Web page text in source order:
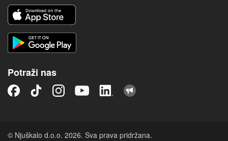
Potraži nas
© Njuškalo d.o.o. 2026. Sva prava pridržana.